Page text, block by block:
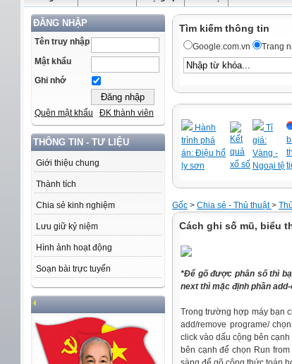
ĐĂNG NHẬP
Tên truy nhập
Mật khẩu
Ghi nhớ
Quên mật khẩu ĐK thành viên
THÔNG TIN - TƯ LIỆU
Giới thiệu chung
Thành tích
Chia sẻ kinh nghiệm
Lưu giữ kỷ niệm
Hình ảnh hoạt động
Soạn bài trực tuyến
Tìm kiếm thông tin
Google.com.vn Trang
Hành
trình phá
án: Điệu hổ
ly sơn
Kết
quả
xổ số
Tỉ
giá:
Vàng -
Ngoại tệ
Gốc > Chia sẻ - Thủ thuật>
Cách ghi số mũ, biểu
*Để gõ được phân số thì
next thì mặc định phần
Trong trường hợp máy bạn
add/remove programe/
click vào dấu cộng bên
bên cạnh để chọn Run